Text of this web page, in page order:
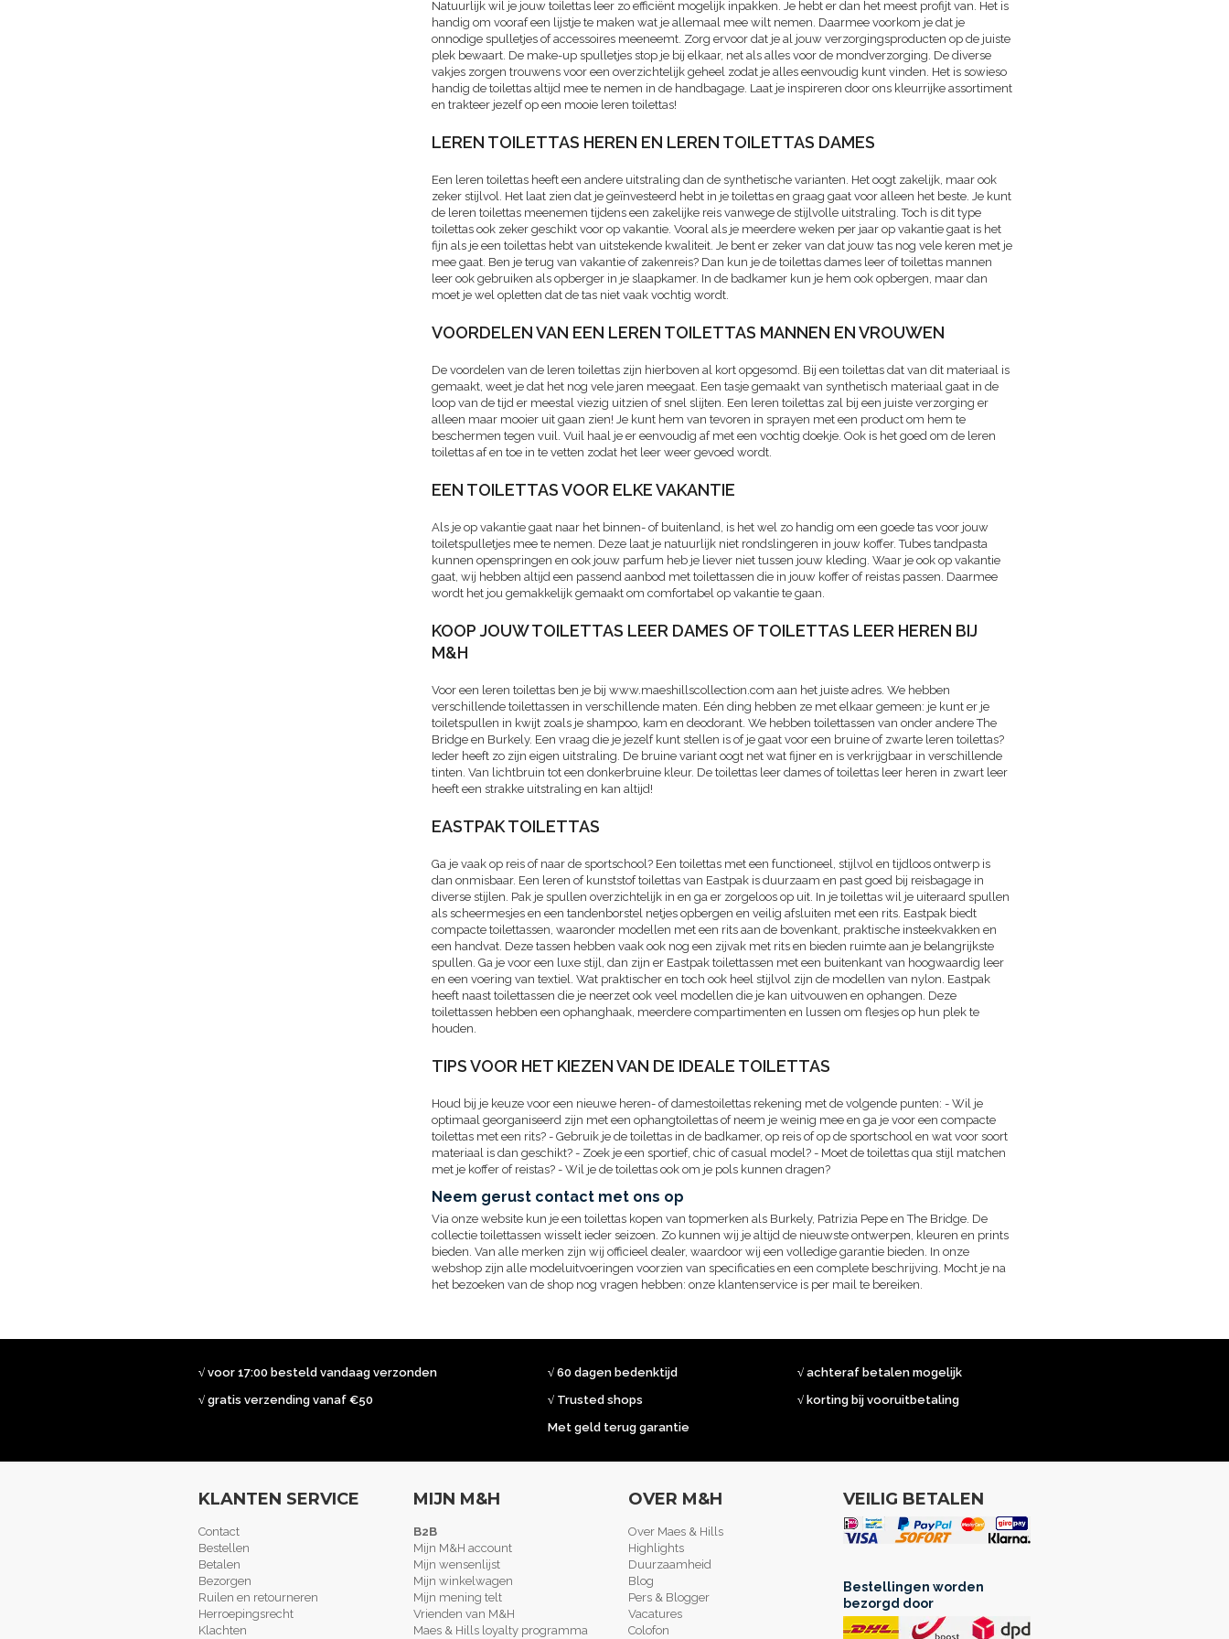
Natuurlijk wil je jouw toilettas leer zo efficiënt mogelijk inpakken. Je hebt er dan het meest profijt van. Het is
handig om vooraf een lijstje te maken wat je allemaal mee wilt nemen. Daarmee voorkom je dat je
onnodige spulletjes of accessoires meeneemt. Zorg ervoor dat je al jouw verzorgingsproducten op de juiste
plek bewaart. De make-up spulletjes stop je bij elkaar, net als alles voor de mondverzorging. De diverse
vakjes zorgen trouwens voor een overzichtelijk geheel zodat je alles eenvoudig kunt vinden. Het is sowieso
handig de toilettas altijd mee te nemen in de handbagage. Laat je inspireren door ons kleurrijke assortiment
en trakteer jezelf op een mooie leren toilettas!
LEREN TOILETTAS HEREN EN LEREN TOILETTAS DAMES
Een leren toilettas heeft een andere uitstraling dan de synthetische varianten. Het oogt zakelijk, maar ook
zeker stijlvol. Het laat zien dat je geïnvesteerd hebt in je toilettas en graag gaat voor alleen het beste. Je kunt
de leren toilettas meenemen tijdens een zakelijke reis vanwege de stijlvolle uitstraling. Toch is dit type
toilettas ook zeker geschikt voor op vakantie. Vooral als je meerdere weken per jaar op vakantie gaat is het
fijn als je een toilettas hebt van uitstekende kwaliteit. Je bent er zeker van dat jouw tas nog vele keren met je
mee gaat. Ben je terug van vakantie of zakenreis? Dan kun je de toilettas dames leer of toilettas mannen
leer ook gebruiken als opberger in je slaapkamer. In de badkamer kun je hem ook opbergen, maar dan
moet je wel opletten dat de tas niet vaak vochtig wordt.
VOORDELEN VAN EEN LEREN TOILETTAS MANNEN EN VROUWEN
De voordelen van de leren toilettas zijn hierboven al kort opgesomd. Bij een toilettas dat van dit materiaal is
gemaakt, weet je dat het nog vele jaren meegaat. Een tasje gemaakt van synthetisch materiaal gaat in de
loop van de tijd er meestal viezig uitzien of snel slijten. Een leren toilettas zal bij een juiste verzorging er
alleen maar mooier uit gaan zien! Je kunt hem van tevoren in sprayen met een product om hem te
beschermen tegen vuil. Vuil haal je er eenvoudig af met een vochtig doekje. Ook is het goed om de leren
toilettas af en toe in te vetten zodat het leer weer gevoed wordt.
EEN TOILETTAS VOOR ELKE VAKANTIE
Als je op vakantie gaat naar het binnen- of buitenland, is het wel zo handig om een goede tas voor jouw
toiletspulletjes mee te nemen. Deze laat je natuurlijk niet rondslingeren in jouw koffer. Tubes tandpasta
kunnen openspringen en ook jouw parfum heb je liever niet tussen jouw kleding. Waar je ook op vakantie
gaat, wij hebben altijd een passend aanbod met toilettassen die in jouw koffer of reistas passen. Daarmee
wordt het jou gemakkelijk gemaakt om comfortabel op vakantie te gaan.
KOOP JOUW TOILETTAS LEER DAMES OF TOILETTAS LEER HEREN BIJ
M&H
Voor een leren toilettas ben je bij www.maeshillscollection.com aan het juiste adres. We hebben
verschillende toilettassen in verschillende maten. Eén ding hebben ze met elkaar gemeen: je kunt er je
toiletspullen in kwijt zoals je shampoo, kam en deodorant. We hebben toilettassen van onder andere The
Bridge en Burkely. Een vraag die je jezelf kunt stellen is of je gaat voor een bruine of zwarte leren toilettas?
Ieder heeft zo zijn eigen uitstraling. De bruine variant oogt net wat fijner en is verkrijgbaar in verschillende
tinten. Van lichtbruin tot een donkerbruine kleur. De toilettas leer dames of toilettas leer heren in zwart leer
heeft een strakke uitstraling en kan altijd!
EASTPAK TOILETTAS
Ga je vaak op reis of naar de sportschool? Een toilettas met een functioneel, stijlvol en tijdloos ontwerp is
dan onmisbaar. Een leren of kunststof toilettas van Eastpak is duurzaam en past goed bij reisbagage in
diverse stijlen. Pak je spullen overzichtelijk in en ga er zorgeloos op uit. In je toilettas wil je uiteraard spullen
als scheermesjes en een tandenborstel netjes opbergen en veilig afsluiten met een rits. Eastpak biedt
compacte toilettassen, waaronder modellen met een rits aan de bovenkant, praktische insteekvakken en
een handvat. Deze tassen hebben vaak ook nog een zijvak met rits en bieden ruimte aan je belangrijkste
spullen. Ga je voor een luxe stijl, dan zijn er Eastpak toilettassen met een buitenkant van hoogwaardig leer
en een voering van textiel. Wat praktischer en toch ook heel stijlvol zijn de modellen van nylon. Eastpak
heeft naast toilettassen die je neerzet ook veel modellen die je kan uitvouwen en ophangen. Deze
toilettassen hebben een ophanghaak, meerdere compartimenten en lussen om flesjes op hun plek te
houden.
TIPS VOOR HET KIEZEN VAN DE IDEALE TOILETTAS
Houd bij je keuze voor een nieuwe heren- of damestoilettas rekening met de volgende punten: - Wil je
optimaal georganiseerd zijn met een ophangtoilettas of neem je weinig mee en ga je voor een compacte
toilettas met een rits? - Gebruik je de toilettas in de badkamer, op reis of op de sportschool en wat voor soort
materiaal is dan geschikt? - Zoek je een sportief, chic of casual model? - Moet de toilettas qua stijl matchen
met je koffer of reistas? - Wil je de toilettas ook om je pols kunnen dragen?
Neem gerust contact met ons op
Via onze website kun je een toilettas kopen van topmerken als Burkely, Patrizia Pepe en The Bridge. De
collectie toilettassen wisselt ieder seizoen. Zo kunnen wij je altijd de nieuwste ontwerpen, kleuren en prints
bieden. Van alle merken zijn wij officieel dealer, waardoor wij een volledige garantie bieden. In onze
webshop zijn alle modeluitvoeringen voorzien van specificaties en een complete beschrijving. Mocht je na
het bezoeken van de shop nog vragen hebben: onze klantenservice is per mail te bereiken.
√ voor 17:00 besteld vandaag verzonden
√ gratis verzending vanaf €50
√ 60 dagen bedenktijd
√ Trusted shops
Met geld terug garantie
√ achteraf betalen mogelijk
√ korting bij vooruitbetaling
KLANTEN SERVICE
Contact
Bestellen
Betalen
Bezorgen
Ruilen en retourneren
Herroepingsrecht
Klachten
MIJN M&H
B2B
Mijn M&H account
Mijn wensenlijst
Mijn winkelwagen
Mijn mening telt
Vrienden van M&H
Maes & Hills loyalty programma
OVER M&H
Over Maes & Hills
Highlights
Duurzaamheid
Blog
Pers & Blogger
Vacatures
Colofon
VEILIG BETALEN
Bestellingen worden
bezorgd door